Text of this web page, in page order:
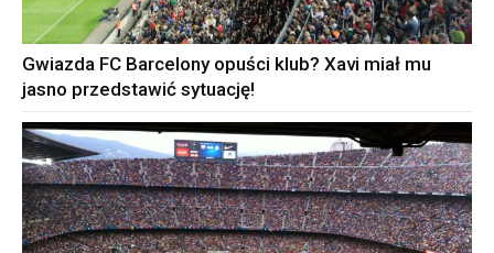
Gwiazda FC Barcelony opuści klub? Xavi miał mu
jasno przedstawić sytuację!